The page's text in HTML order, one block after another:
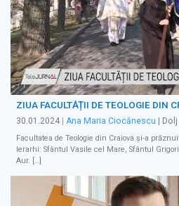
ZIUA FACULTĂȚII DE TEOLOGIE DIN
30.01.2024 | Ana Maria Ciocănescu | Dolj
Facultatea de Teologie din Craiova și-a
Ierarhi: Sfântul Vasile cel Mare, Sfântul
Aur. […]